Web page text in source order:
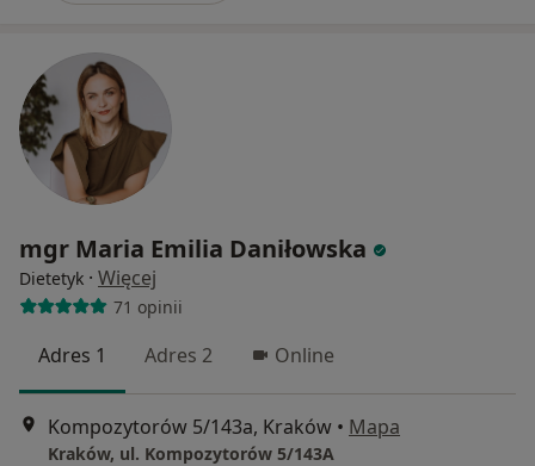
mgr Maria Emilia Daniłowska
Dietetyk · Więcej
71 opinii
Adres 1 Adres 2 Online
Kompozytorów 5/143a, Kraków • Mapa
Kraków, ul. Kompozytorów 5/143A